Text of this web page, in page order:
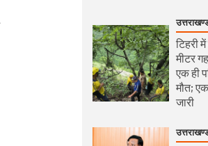
टिहरी
मीटर
एक ही
मौत;
जारी